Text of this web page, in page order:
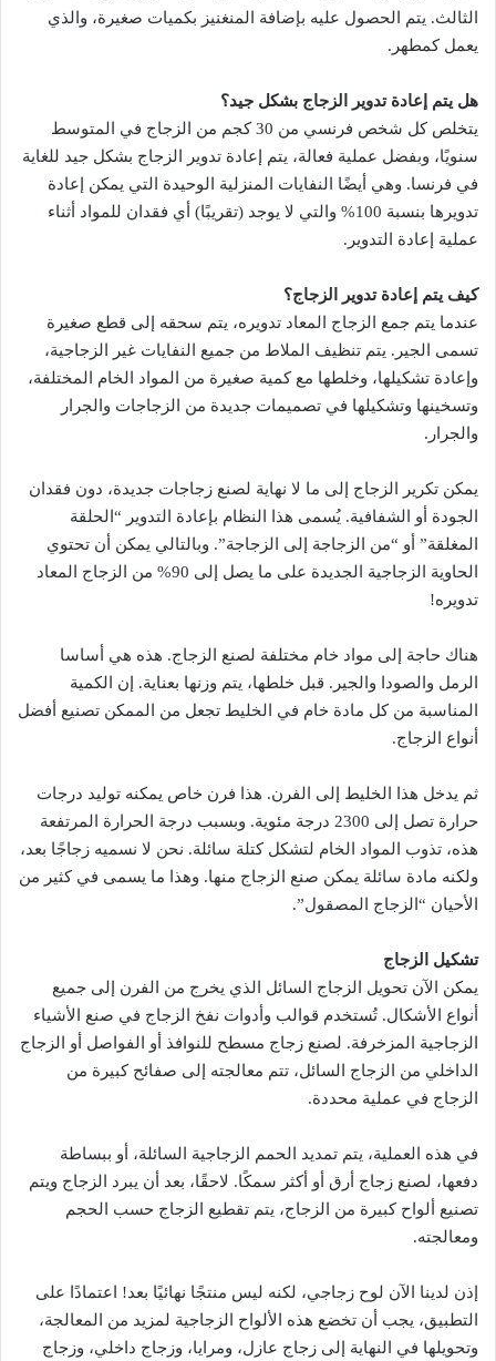
الثالث. يتم الحصول عليه بإضافة المنغنيز بكميات صغيرة، والذي
يعمل كمطهر.
هل يتم إعادة تدوير الزجاج بشكل جيد؟
يتخلص كل شخص فرنسي من 30 كجم من الزجاج في المتوسط ​​
سنويًا، وبفضل عملية فعالة، يتم إعادة تدوير الزجاج بشكل جيد للغاية
في فرنسا. وهي أيضًا النفايات المنزلية الوحيدة التي يمكن إعادة
تدويرها بنسبة 100% والتي لا يوجد (تقريبًا) أي فقدان للمواد أثناء
عملية إعادة التدوير.
كيف يتم إعادة تدوير الزجاج؟
عندما يتم جمع الزجاج المعاد تدويره، يتم سحقه إلى قطع صغيرة
تسمى الجير. يتم تنظيف الملاط من جميع النفايات غير الزجاجية،
وإعادة تشكيلها، وخلطها مع كمية صغيرة من المواد الخام المختلفة،
وتسخينها وتشكيلها في تصميمات جديدة من الزجاجات والجرار
والجرار.
يمكن تكرير الزجاج إلى ما لا نهاية لصنع زجاجات جديدة، دون فقدان
الجودة أو الشفافية. يُسمى هذا النظام بإعادة التدوير “الحلقة
المغلقة” أو “من الزجاجة إلى الزجاجة”. وبالتالي يمكن أن تحتوي
الحاوية الزجاجية الجديدة على ما يصل إلى 90% من الزجاج المعاد
تدويره!
هناك حاجة إلى مواد خام مختلفة لصنع الزجاج. هذه هي أساسا
الرمل والصودا والجير. قبل خلطها، يتم وزنها بعناية. إن الكمية
المناسبة من كل مادة خام في الخليط تجعل من الممكن تصنيع أفضل
أنواع الزجاج.
ثم يدخل هذا الخليط إلى الفرن. هذا فرن خاص يمكنه توليد درجات
حرارة تصل إلى 2300 درجة مئوية. وبسبب درجة الحرارة المرتفعة
هذه، تذوب المواد الخام لتشكل كتلة سائلة. نحن لا نسميه زجاجًا بعد،
ولكنه مادة سائلة يمكن صنع الزجاج منها. وهذا ما يسمى في كثير من
الأحيان “الزجاج المصقول”.
تشكيل الزجاج
يمكن الآن تحويل الزجاج السائل الذي يخرج من الفرن إلى جميع
أنواع الأشكال. تُستخدم قوالب وأدوات نفخ الزجاج في صنع الأشياء
الزجاجية المزخرفة. لصنع زجاج مسطح للنوافذ أو الفواصل أو الزجاج
الداخلي من الزجاج السائل، تتم معالجته إلى صفائح كبيرة من
الزجاج في عملية محددة.
في هذه العملية، يتم تمديد الحمم الزجاجية السائلة، أو ببساطة
دفعها، لصنع زجاج أرق أو أكثر سمكًا. لاحقًا، بعد أن يبرد الزجاج ويتم
تصنيع ألواح كبيرة من الزجاج، يتم تقطيع الزجاج حسب الحجم
ومعالجته.
إذن لدينا الآن لوح زجاجي، لكنه ليس منتجًا نهائيًا بعد! اعتمادًا على
التطبيق، يجب أن تخضع هذه الألواح الزجاجية لمزيد من المعالجة،
وتحويلها في النهاية إلى زجاج عازل، ومرايا، وزجاج داخلي، وزجاج